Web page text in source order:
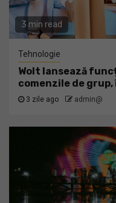
3 min read
Tehnologie
Wolt lansează
comenzile de grup,
3 zile ago admin@